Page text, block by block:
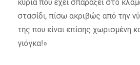
κυρία που έχει σπαράξει στο
στασίδι, πίσω ακριβώς από την
της που είναι επίσης χωρισμένη
γιόγκα!»